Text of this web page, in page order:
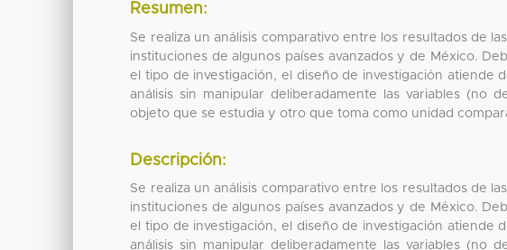
Resumen:
Se realiza un análisis comparativo entre los resultados de
instituciones de algunos países avanzados y de México.
el tipo de investigación, el diseño de investigación atiende
análisis sin manipular deliberadamente las variables (no
objeto que se estudia y otro que toma como unidad
Descripción:
Se realiza un análisis comparativo entre los resultados de
instituciones de algunos países avanzados y de México.
el tipo de investigación, el diseño de investigación atiende
análisis sin manipular deliberadamente las variables (no